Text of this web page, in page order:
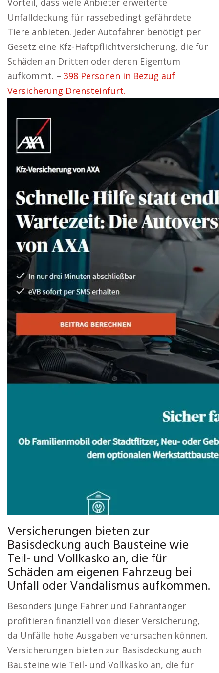
Vorteil, dass viele Anbieter erweiterte
Unfalldeckung für rassebedingt gefährdete
Tiere anbieten. Jeder Autofahrer benötigt per
Gesetz eine Kfz-Haftpflichtversicherung, die für
Schäden an Dritten oder deren Eigentum
aufkommt. – 398 Personen in Bezug auf
Versicherung Drensteinfurt.
Versicherungen bieten zur
Basisdeckung auch Bausteine wie
Teil- und Vollkasko an, die für
Schäden am eigenen Fahrzeug bei
Unfall oder Vandalismus aufkommen.
Besonders junge Fahrer und Fahranfänger
profitieren finanziell von dieser Versicherung,
da Unfälle hohe Ausgaben verursachen können.
Versicherungen bieten zur Basisdeckung auch
Bausteine wie Teil- und Vollkasko an, die für